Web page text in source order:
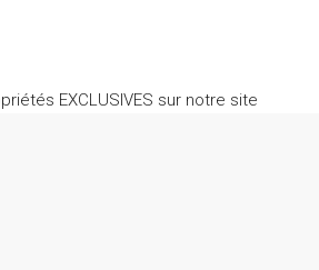
EXCLUSIVES sur notre site